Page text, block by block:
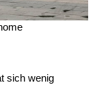
sich wenig